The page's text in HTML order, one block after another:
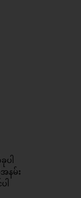
ါ
နမ်း